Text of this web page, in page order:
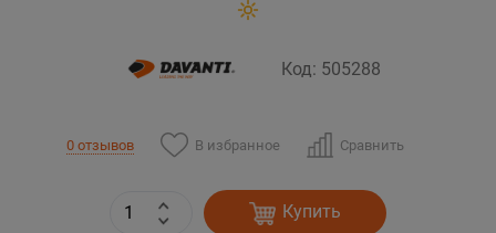
Код: 505288
0 отзывов В избранное Сравнить
Купить